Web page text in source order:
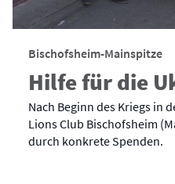
Bischofsheim-Mainspitze
Hilfe für die
Nach Beginn des Kriegs in
Lions Club Bischofsheim
durch konkrete Spenden.